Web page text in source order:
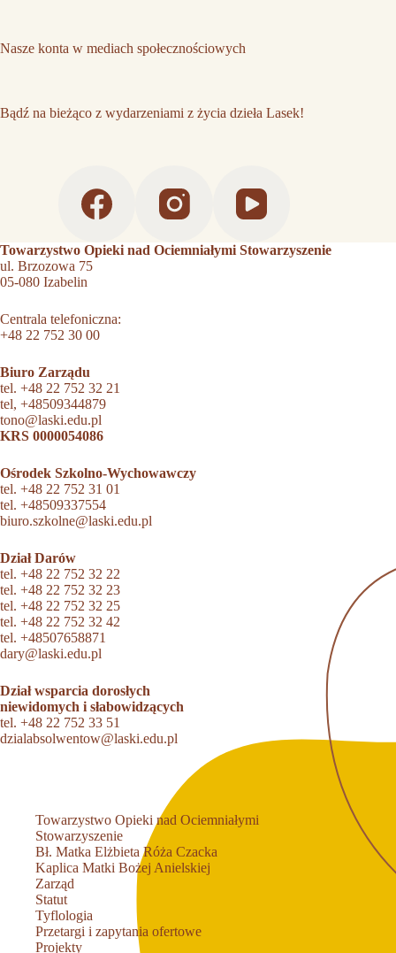
Nasze konta w mediach społecznościowych
Bądź na bieżąco z wydarzeniami z życia dzieła Lasek!
Towarzystwo Opieki nad Ociemniałymi Stowarzyszenie
ul. Brzozowa 75
05-080 Izabelin
Centrala telefoniczna:
+48 22 752 30 00
Biuro Zarządu
tel. +48 22 752 32 21
tel, +48509344879
tono@laski.edu.pl
KRS 0000054086
Ośrodek Szkolno-Wychowawczy
tel. +48 22 752 31 01
tel. +48509337554
biuro.szkolne@laski.edu.pl
Dział Darów
tel. +48 22 752 32 22
tel. +48 22 752 32 23
tel. +48 22 752 32 25
tel. +48 22 752 32 42
tel. +48507658871
dary@laski.edu.pl
Dział wsparcia dorosłych
niewidomych i słabowidzących
tel. +48 22 752 33 51
dzialabsolwentow@laski.edu.pl
Towarzystwo Opieki nad Ociemniałymi
Stowarzyszenie
Bł. Matka Elżbieta Róża Czacka
Kaplica Matki Bożej Anielskiej
Zarząd
Statut
Tyflologia
Przetargi i zapytania ofertowe
Projekty